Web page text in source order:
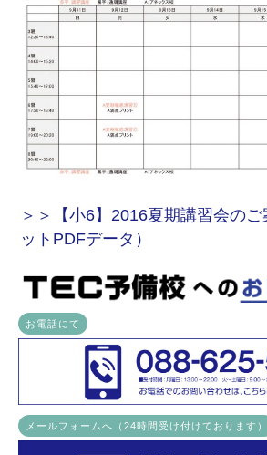
＞＞【小6】2016夏期講習会の
ットPDFデータ）
お電話にて
メールフォームへ（24時間受け付けております）